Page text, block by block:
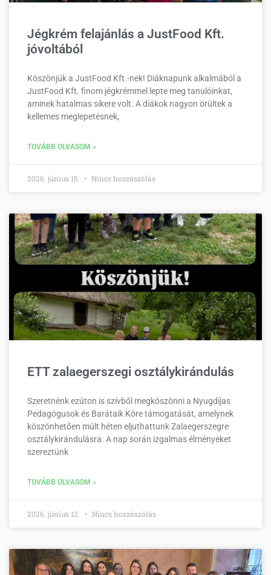
Jégkrém felajánlás a JustFood Kft.
jóvoltából
Köszönjük a JustFood Kft.-nek! Diáknapunk alkalmából a
JustFood Kft. finom jégkrémmel lepte meg tanulóinkat,
aminek hatalmas sikere volt. A diákok nagyon örültek a
kellemes meglepetésnek,
TOVÁBB OLVASOM »
2026. június 15. Nincs hozzászólás
ETT zalaegerszegi osztálykirándulás
Szeretnénk ezúton is szívből megköszönni a Nyugdíjas
Pedagógusok és Barátaik Köre támogatását, amelynek
köszönhetően múlt héten eljuthattunk Zalaegerszegre
osztálykirándulásra. A nap során izgalmas élményeket
szereztünk
TOVÁBB OLVASOM »
2026. június 12. Nincs hozzászólás